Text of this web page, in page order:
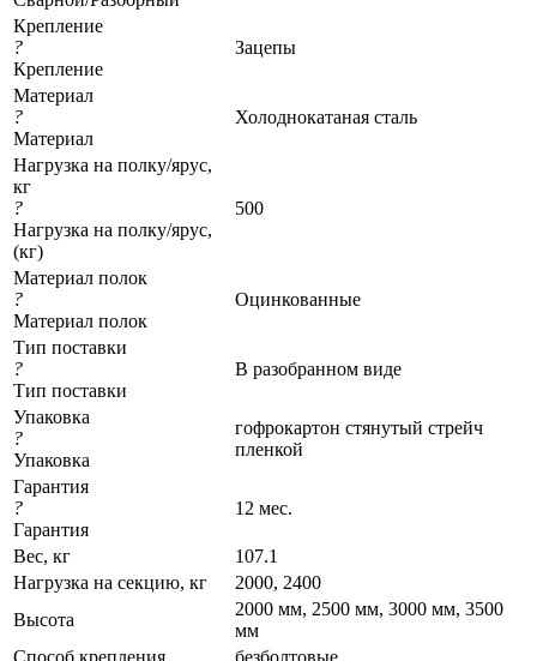
Крепление
?
Крепление
Зацепы
Материал
?
Материал
Холоднокатаная сталь
Нагрузка на полку/ярус,
кг
?
Нагрузка на полку/ярус,
(кг)
500
Материал полок
?
Материал полок
Оцинкованные
Тип поставки
?
Тип поставки
В разобранном виде
Упаковка
?
Упаковка
гофрокартон стянутый стрейч
пленкой
Гарантия
?
Гарантия
12 мес.
Вес, кг
107.1
Нагрузка на секцию, кг
2000, 2400
Высота
2000 мм, 2500 мм, 3000 мм, 3500
мм
Cпособ крепления
безболтовые